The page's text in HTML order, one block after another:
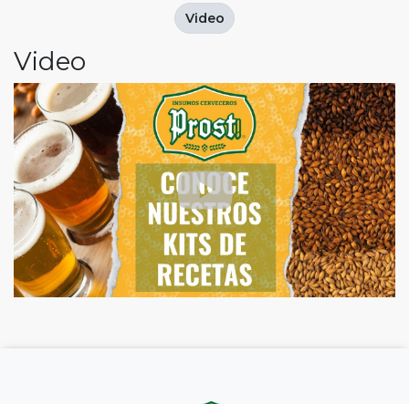
Video
Video